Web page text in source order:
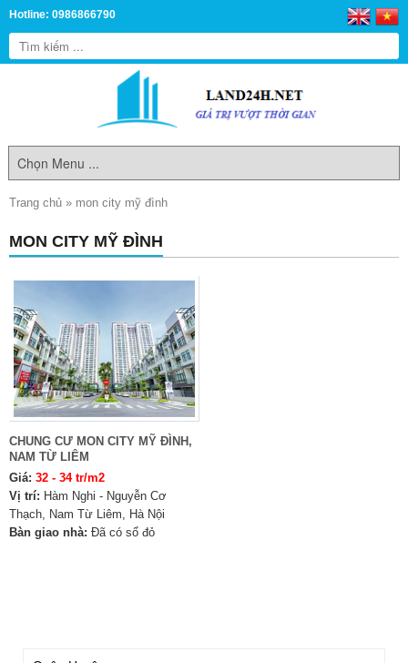
Hotline: 0986866790
Trang chủ » mon city mỹ đình
MON CITY MỸ ĐÌNH
CHUNG CƯ MON CITY MỸ ĐÌNH,
NAM TỪ LIÊM
Giá: 32 - 34 tr/m2
Vị trí: Hàm Nghi - Nguyễn Cơ
Thạch, Nam Từ Liêm, Hà Nội
Bàn giao nhà: Đã có sổ đỏ